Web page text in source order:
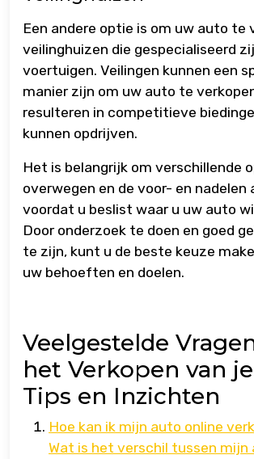
Een andere optie is om uw auto te
veilinghuizen die gespecialiseerd
voertuigen. Veilingen kunnen een
manier zijn om uw auto te
resulteren in competitieve
kunnen opdrijven.
Het is belangrijk om verschillende
overwegen en de voor- en nadelen
voordat u beslist waar u uw auto
Door onderzoek te doen en goed
te zijn, kunt u de beste keuze
uw behoeften en doelen.
Veelgestelde
het Verkopen van
Tips en Inzichten
Hoe kan ik mijn auto online
Wat is het verschil tussen mijn